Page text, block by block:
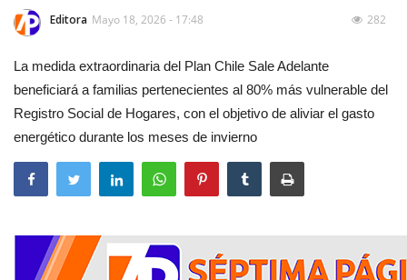
Editora Mayo 18, 2026 - 17:48 282
La medida extraordinaria del Plan Chile Sale Adelante
beneficiará a familias pertenecientes al 80% más vulnerable del
Registro Social de Hogares, con el objetivo de aliviar el gasto
energético durante los meses de invierno